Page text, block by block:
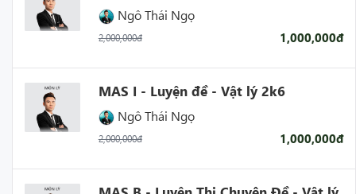
Ngô Thái Ngọ
2,000,000đ 1,000,000đ
MAS I - Luyện đề - Vật lý 2k6
Ngô Thái Ngọ
2,000,000đ 1,000,000đ